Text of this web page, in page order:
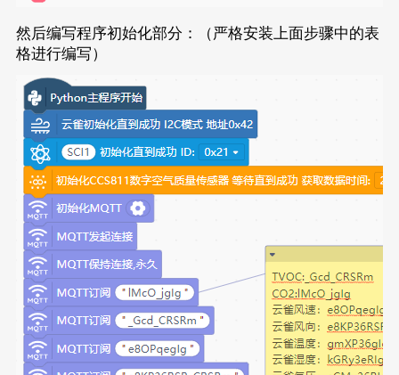
然后编写程序初始化部分：（严格安装上面步骤中的表
格进行编写）